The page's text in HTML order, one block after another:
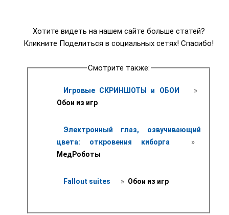
Хотите видеть на нашем сайте больше статей?
Кликните Поделиться в социальных сетях! Спасибо!
Смотрите также:
Игровые СКРИНШОТЫ и ОБОИ »
Обои из игр
Электронный глаз, озвучивающий
цвета: откровения киборга
»
МедРоботы
Fallout suites » Обои из игр